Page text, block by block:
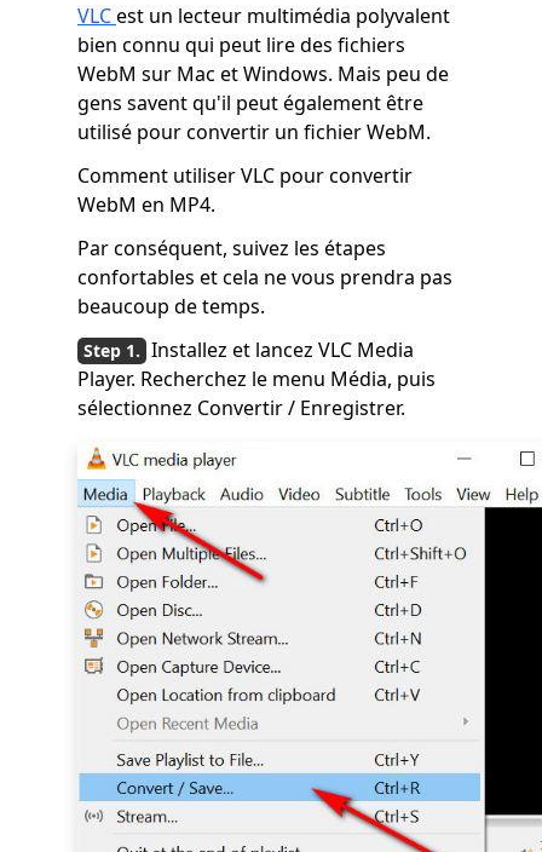
VLCest un lecteur multimédia polyvalent
bien connu qui peut lire des fichiers
WebM sur Mac et Windows. Mais peu de
gens savent qu'il peut également être
utilisé pour convertir un fichier WebM.
Comment utiliser VLC pour convertir
WebM en MP4.
Par conséquent, suivez les étapes
confortables et cela ne vous prendra pas
beaucoup de temps.
Installez et lancez VLC Media
Player. Recherchez le menu Média, puis
sélectionnez Convertir / Enregistrer.